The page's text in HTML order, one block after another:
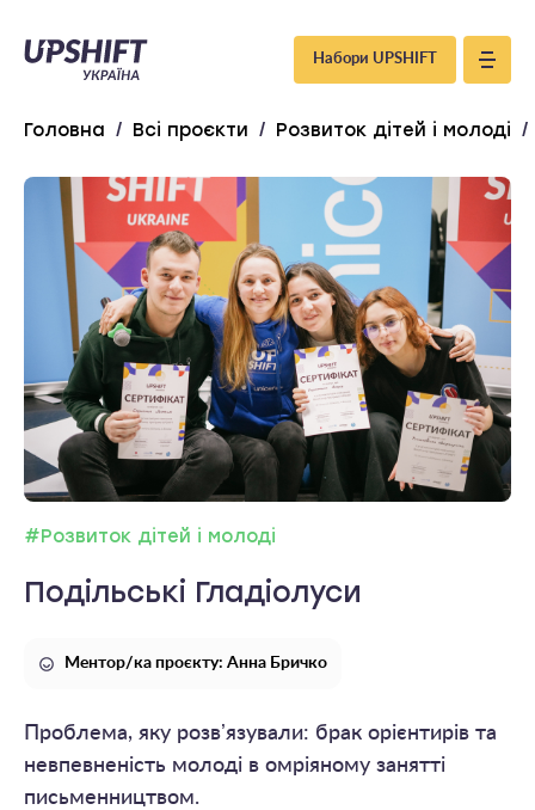
Upshift
–
Україна
Набори UPSHIFT
Головна / Всі проєкти / Розвиток дітей і молоді /
#Розвиток дітей і молоді
Подільські Гладіолуси
Ментор/ка проєкту: Анна Бричко
Проблема, яку розвʼязували: брак орієнтирів та
невпевненість молоді в омріяному занятті
письменництвом.